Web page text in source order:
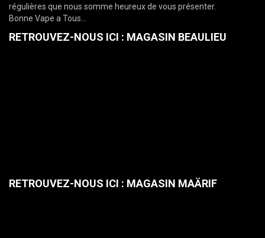
régulières que nous somme heureux de vous présenter.
Bonne Vape a Tous…
RETROUVEZ-NOUS ICI : MAGASIN BEAULIEU
RETROUVEZ-NOUS ICI : MAGASIN MAÄRIF